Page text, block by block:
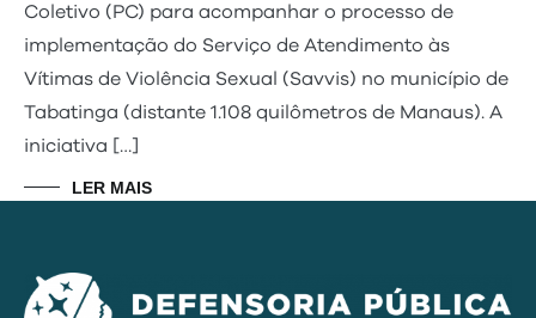
Coletivo (PC) para acompanhar o processo de
implementação do Serviço de Atendimento às
Vítimas de Violência Sexual (Savvis) no município de
Tabatinga (distante 1.108 quilômetros de Manaus). A
iniciativa […]
LER MAIS